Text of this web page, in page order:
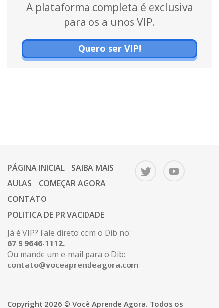
A plataforma completa é exclusiva
para os alunos VIP.
Quero ser VIP!
PÁGINA INICIAL
SAIBA MAIS
AULAS
COMEÇAR AGORA
CONTATO
POLITICA DE PRIVACIDADE
Já é VIP? Fale direto com o Dib no:
67 9 9646-1112.
Ou mande um e-mail para o Dib:
contato@voceaprendeagora.com
Copyright 2026 © Você Aprende Agora. Todos os